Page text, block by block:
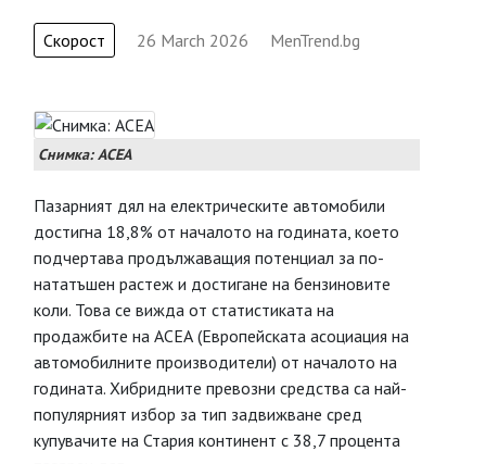
Скорост 26 March 2026 MenTrend.bg
Снимка: АСЕА
Пазарният дял на електрическите автомобили
достигна 18,8% от началото на годината, което
подчертава продължаващия потенциал за по-
нататъшен растеж и достигане на бензиновите
коли. Това се вижда от статистиката на
продажбите на АСЕА (Европейската асоциация на
автомобилните производители) от началото на
годината. Хибридните превозни средства са най-
популярният избор за тип задвижване сред
купувачите на Стария континент с 38,7 процента